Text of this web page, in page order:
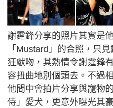
謝霆鋒分享的照片其實是
「Mustard」的合照，只
狂獻吻，其熱情令謝霆鋒
容扭曲地別個頭去。不過
他間中會拍片分享與寵物
侍」愛犬，更意外曝光其